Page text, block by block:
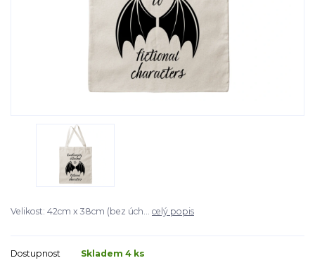
Velikost: 42cm x 38cm (bez úch... celý popis
Dostupnost Skladem 4 ks